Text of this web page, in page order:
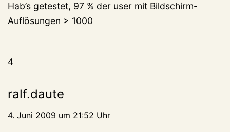
Hab’s getestet, 97 % der user mit Bildschirm-
Auflösungen > 1000
4
ralf.daute
4. Juni 2009 um 21:52 Uhr